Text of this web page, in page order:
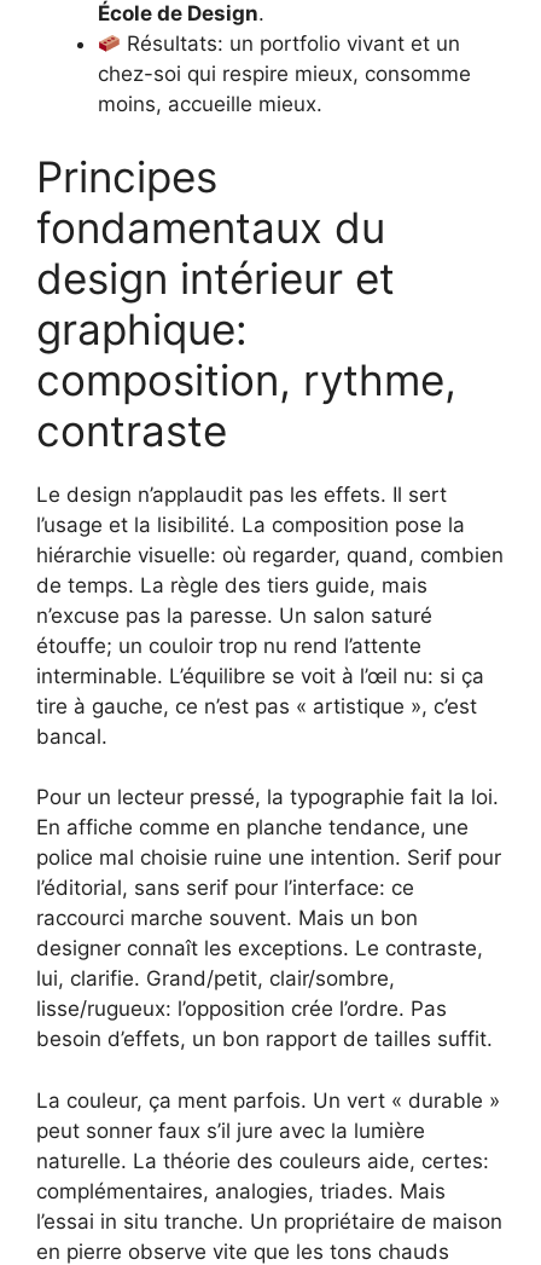
École de Design.
Résultats: un portfolio vivant et un
chez-soi qui respire mieux, consomme
moins, accueille mieux.
Principes
fondamentaux du
design intérieur et
graphique:
composition, rythme,
contraste
Le design n’applaudit pas les effets. Il sert
l’usage et la lisibilité. La composition pose la
hiérarchie visuelle: où regarder, quand, combien
de temps. La règle des tiers guide, mais
n’excuse pas la paresse. Un salon saturé
étouffe; un couloir trop nu rend l’attente
interminable. L’équilibre se voit à l’œil nu: si ça
tire à gauche, ce n’est pas « artistique », c’est
bancal.
Pour un lecteur pressé, la typographie fait la loi.
En affiche comme en planche tendance, une
police mal choisie ruine une intention. Serif pour
l’éditorial, sans serif pour l’interface: ce
raccourci marche souvent. Mais un bon
designer connaît les exceptions. Le contraste,
lui, clarifie. Grand/petit, clair/sombre,
lisse/rugueux: l’opposition crée l’ordre. Pas
besoin d’effets, un bon rapport de tailles suffit.
La couleur, ça ment parfois. Un vert « durable »
peut sonner faux s’il jure avec la lumière
naturelle. La théorie des couleurs aide, certes:
complémentaires, analogies, triades. Mais
l’essai in situ tranche. Un propriétaire de maison
en pierre observe vite que les tons chauds